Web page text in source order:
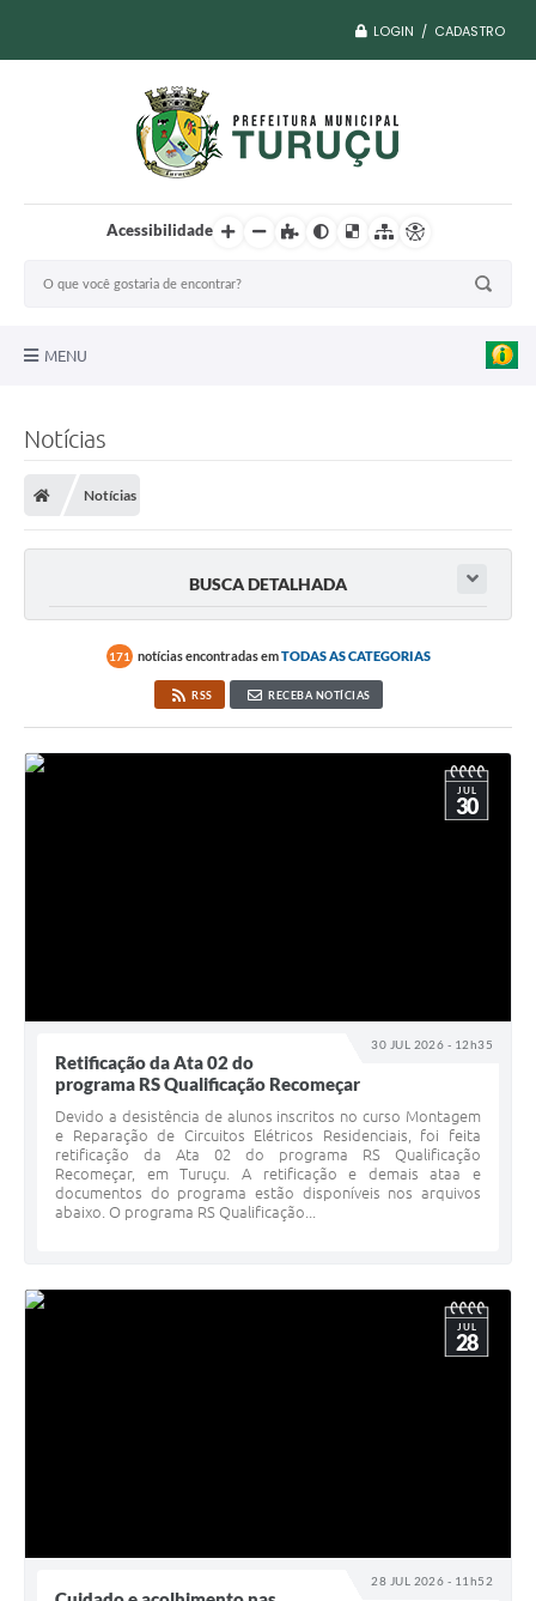
LOGIN / CADASTRO
Acessibilidade
MENU
Transparência
Governo
Comunicação
Notícias
Notícias
BUSCA DETALHADA
171 notícias encontradas emTODAS AS CATEGORIAS
RSS RECEBA NOTÍCIAS
30 JUL 2026 - 12h35
JUL
30
Retificação da Ata 02 do
programa RS Qualificação Recomeçar
Devido a desistência de alunos inscritos no curso Montagem
e Reparação de Circuitos Elétricos Residenciais, foi feita
retificação da Ata 02 do programa RS Qualificação
Recomeçar, em Turuçu. A retificação e demais ataa e
documentos do programa estão disponíveis nos arquivos
abaixo. O programa RS Qualificação...
28 JUL 2026 - 11h52
JUL
28